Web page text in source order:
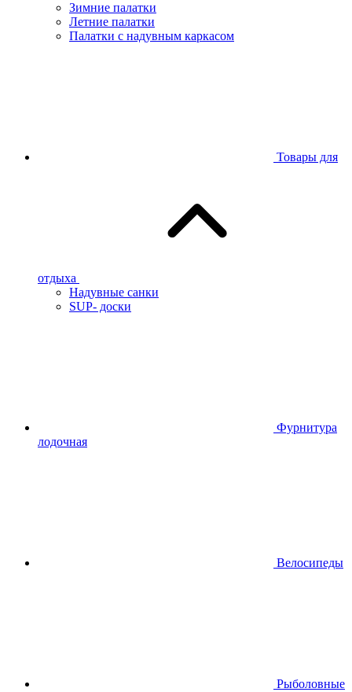
Зимние палатки
Летние палатки
Палатки с надувным каркасом
Товары для
отдыха
Надувные санки
SUP- доски
Фурнитура
лодочная
Велосипеды
Рыболовные